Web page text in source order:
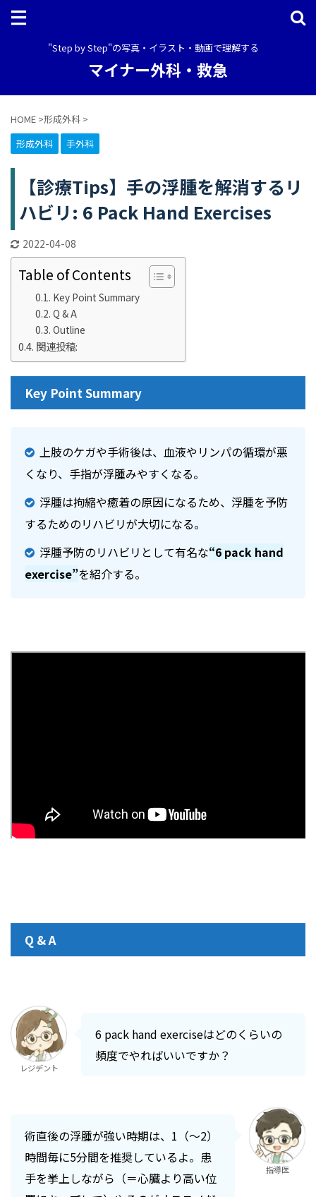
"Step by Step"の写真・イラスト・動画で理解する
マイナー外科・救急
HOME >形成外科 >
形成外科
手外科
【診療Tips】手の浮腫を解消するリ
ハビリ: 6 Pack Hand Exercises
2022-04-08
Table of Contents
Key Point Summary
Q & A
Outline
関連投稿:
Key Point Summary
上肢のケガや手術後は、血液やリンパの循環が悪
くなり、手指が浮腫みやすくなる。
浮腫は拘縮や癒着の原因になるため、浮腫を予防
するためのリハビリが大切になる。
浮腫予防のリハビリとして有名な“6 pack hand
exercise”を紹介する。
Q & A
レジデント
6 pack hand exerciseはどのくらいの
頻度でやればいいですか？
術直後の浮腫が強い時期は、1（〜2）
時間毎に5分間を推奨しているよ。患
手を挙上しながら（＝心臓より高い位
指導医